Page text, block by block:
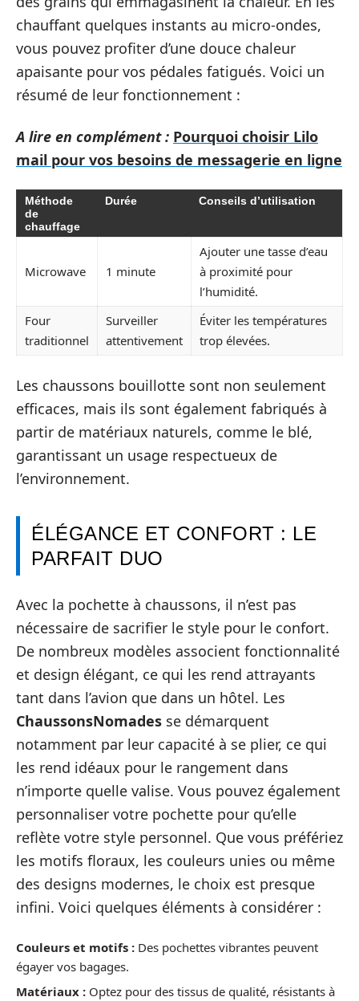
chauffant quelques instants au micro-ondes,
vous pouvez profiter d’une douce chaleur
apaisante pour vos pédales fatigués. Voici un
résumé de leur fonctionnement :
A lire en complément : Pourquoi choisir Lilo
mail pour vos besoins de messagerie en ligne
Méthode
de
chauffage
Durée Conseils d’utilisation
Microwave 1 minute
Ajouter une tasse d’eau
à proximité pour
l’humidité.
Four
traditionnel
Surveiller
attentivement
Éviter les températures
trop élevées.
Les chaussons bouillotte sont non seulement
efficaces, mais ils sont également fabriqués à
partir de matériaux naturels, comme le blé,
garantissant un usage respectueux de
l’environnement.
ÉLÉGANCE ET CONFORT : LE
PARFAIT DUO
Avec la pochette à chaussons, il n’est pas
nécessaire de sacrifier le style pour le confort.
De nombreux modèles associent fonctionnalité
et design élégant, ce qui les rend attrayants
tant dans l’avion que dans un hôtel. Les
ChaussonsNomades se démarquent
notamment par leur capacité à se plier, ce qui
les rend idéaux pour le rangement dans
n’importe quelle valise. Vous pouvez également
personnaliser votre pochette pour qu’elle
reflète votre style personnel. Que vous préfériez
les motifs floraux, les couleurs unies ou même
des designs modernes, le choix est presque
infini. Voici quelques éléments à considérer :
Couleurs et motifs : Des pochettes vibrantes peuvent
égayer vos bagages.
Matériaux : Optez pour des tissus de qualité, résistants à